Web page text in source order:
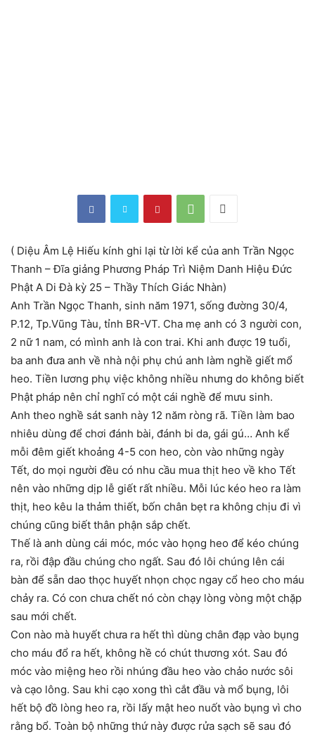
( Diệu Âm Lệ Hiếu kính ghi lại từ lời kể của anh Trần Ngọc
Thanh – Đĩa giảng Phương Pháp Trì Niệm Danh Hiệu Đức
Phật A Di Đà kỳ 25 – Thầy Thích Giác Nhàn)
Anh Trần Ngọc Thanh, sinh năm 1971, sống đường 30/4,
P.12, Tp.Vũng Tàu, tỉnh BR-VT. Cha mẹ anh có 3 người con,
2 nữ 1 nam, có mình anh là con trai. Khi anh được 19 tuổi,
ba anh đưa anh về nhà nội phụ chú anh làm nghề giết mổ
heo. Tiền lương phụ việc không nhiều nhưng do không biết
Phật pháp nên chỉ nghĩ có một cái nghề để mưu sinh.
Anh theo nghề sát sanh này 12 năm ròng rã. Tiền làm bao
nhiêu dùng để chơi đánh bài, đánh bi da, gái gú… Anh kể
mỗi đêm giết khoảng 4-5 con heo, còn vào những ngày
Tết, do mọi người đều có nhu cầu mua thịt heo về kho Tết
nên vào những dịp lễ giết rất nhiều. Mỗi lúc kéo heo ra làm
thịt, heo kêu la thảm thiết, bốn chân bẹt ra không chịu đi vì
chúng cũng biết thân phận sắp chết.
Thế là anh dùng cái móc, móc vào họng heo để kéo chúng
ra, rồi đập đầu chúng cho ngất. Sau đó lôi chúng lên cái
bàn để sẵn dao thọc huyết nhọn chọc ngay cổ heo cho máu
chảy ra. Có con chưa chết nó còn chạy lòng vòng một chặp
sau mới chết.
Con nào mà huyết chưa ra hết thì dùng chân đạp vào bụng
cho máu đổ ra hết, không hề có chút thương xót. Sau đó
móc vào miệng heo rồi nhúng đầu heo vào chảo nước sôi
và cạo lông. Sau khi cạo xong thì cắt đầu và mổ bụng, lôi
hết bộ đồ lòng heo ra, rồi lấy mật heo nuốt vào bụng vì cho
rằng bổ. Toàn bộ những thứ này được rửa sạch sẽ sau đó